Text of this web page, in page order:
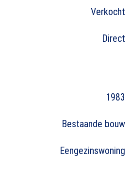
Verkocht
Direct
1983
Bestaande bouw
Eengezinswoning